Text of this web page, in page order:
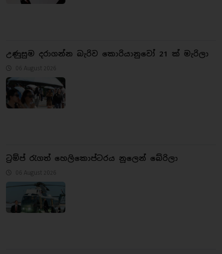
උණුසුම දරාගන්න බැරිව කොරියානුවෝ 21 ක් මැරිලා
06 August 2026
ට්‍රම්ප් රැගත් හෙලිකොප්ටරය නූලෙන් බේරිලා
06 August 2026